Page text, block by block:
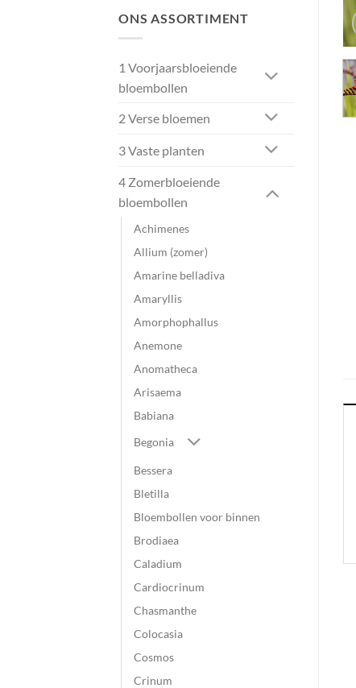
ONS ASSORTIMENT
1 Voorjaarsbloeiende
bloembollen
2 Verse bloemen
3 Vaste planten
4 Zomerbloeiende
bloembollen
Achimenes
Allium (zomer)
Amarine belladiva
Amaryllis
Amorphophallus
Anemone
Anomatheca
Arisaema
Babiana
Begonia
Bessera
Bletilla
Bloembollen voor binnen
Brodiaea
Caladium
Cardiocrinum
Chasmanthe
Colocasia
Cosmos
Crinum